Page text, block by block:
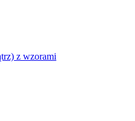
z wzorami